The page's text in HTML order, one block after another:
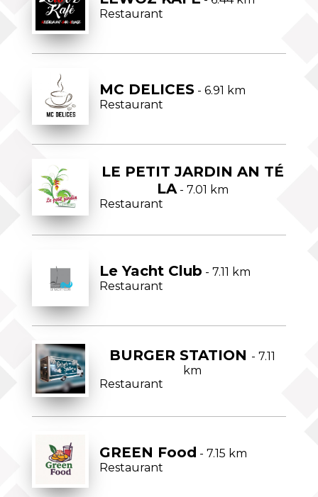
Restaurant
MC DELICES- 6.91 km
Restaurant
LE PETIT JARDIN AN TÉ
LA- 7.01 km
Restaurant
Le Yacht Club - 7.11 km
Restaurant
BURGER STATION - 7.11
km
Restaurant
GREEN Food - 7.15 km
Restaurant